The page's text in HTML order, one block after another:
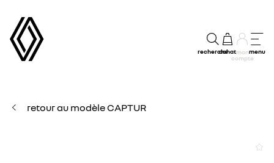
rechercheachatmon
compte
menu
retour au modèle CAPTUR